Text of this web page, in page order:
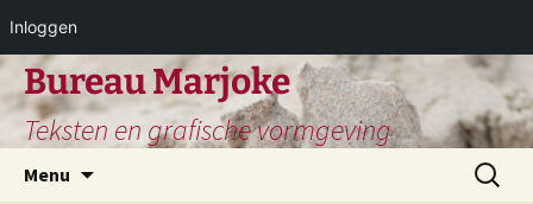
Inloggen
Ga
naar
inhoud
Bureau Marjoke
Teksten en grafische vormgeving
Menu
Zoeken
naar: